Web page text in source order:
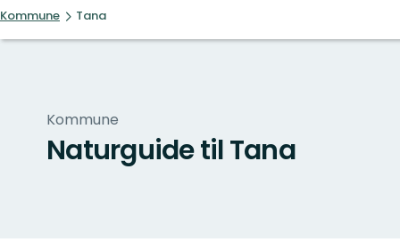
Kommune Tana
Kommune
Naturguide til Tana